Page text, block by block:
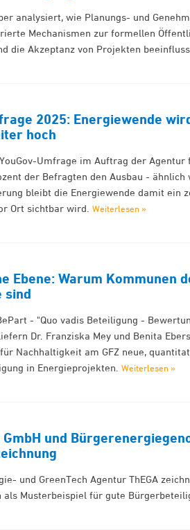
analysiert, wie Planungs- und
Mechanismen zur formellen
die Akzeptanz von Projekten
2025: Energiewende
hoch
Umfrage im Auftrag der Agentur
der Befragten den Ausbau -
bleibt die Energiewende damit ein
Ort sichtbar wird.Weiterlesen »
Ebene: Warum Kommunen
sind
- "Quo vadis Beteiligung -
Dr. Franziska Mey und Benita
Nachhaltigkeit am GFZ neue,
in Energieprojekten.Weiterlesen »
und
und GreenTech Agentur ThEGA
als Musterbeispiel für gute